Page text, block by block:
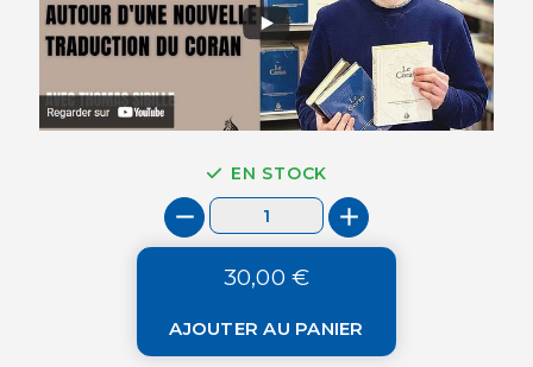
EN STOCK
30,00 €
AJOUTER AU PANIER